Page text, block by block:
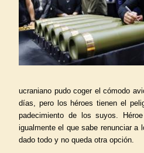
ucraniano pudo coger el cómodo
días, pero los héroes tienen el
padecimiento de los suyos.
igualmente el que sabe renunciar a
dado todo y no queda otra opción.